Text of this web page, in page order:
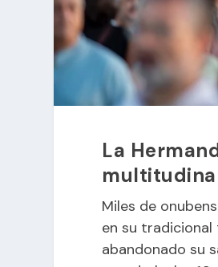
La
Miles de
en su tradicional
abandonado su